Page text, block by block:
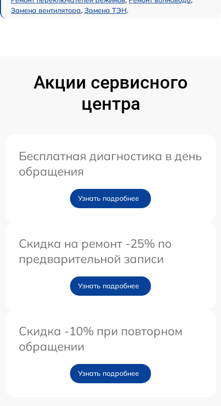
Замена вентилятора, Замена ТЭН.
Акции сервисного
центра
Бесплатная диагностика в день
обращения
Узнать подробнее
Скидка на ремонт -25% по
предварительной записи
Узнать подробнее
Скидка -10% при повторном
обращении
Узнать подробнее